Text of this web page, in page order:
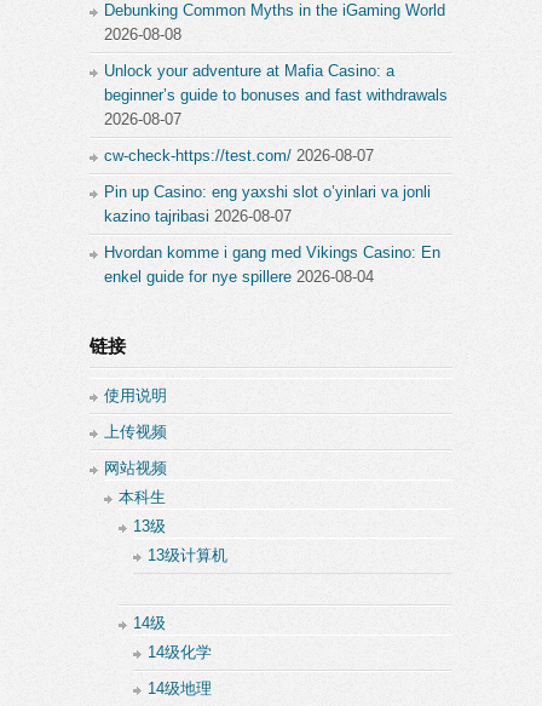
Debunking Common Myths in the iGaming World
2026-08-08
Unlock your adventure at Mafia Casino: a
beginner’s guide to bonuses and fast withdrawals
2026-08-07
cw-check-https://test.com/ 2026-08-07
Pin up Casino: eng yaxshi slot o’yinlari va jonli
kazino tajribasi 2026-08-07
Hvordan komme i gang med Vikings Casino: En
enkel guide for nye spillere 2026-08-04
链接
使用说明
上传视频
网站视频
本科生
13级
13级计算机
14级
14级化学
14级地理